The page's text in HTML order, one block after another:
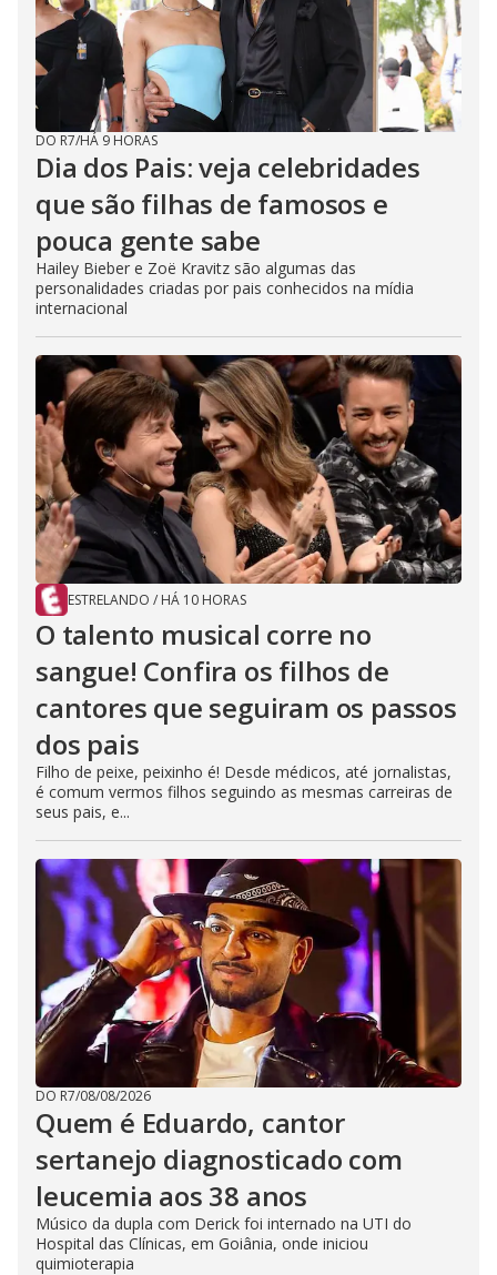
DO R7/HÁ 9 HORAS
Dia dos Pais: veja celebridades
que são filhas de famosos e
pouca gente sabe
Hailey Bieber e Zoë Kravitz são algumas das
personalidades criadas por pais conhecidos na mídia
internacional
ESTRELANDO / HÁ 10 HORAS
O talento musical corre no
sangue! Confira os filhos de
cantores que seguiram os passos
dos pais
Filho de peixe, peixinho é! Desde médicos, até jornalistas,
é comum vermos filhos seguindo as mesmas carreiras de
seus pais, e...
DO R7/08/08/2026
Quem é Eduardo, cantor
sertanejo diagnosticado com
leucemia aos 38 anos
Músico da dupla com Derick foi internado na UTI do
Hospital das Clínicas, em Goiânia, onde iniciou
quimioterapia